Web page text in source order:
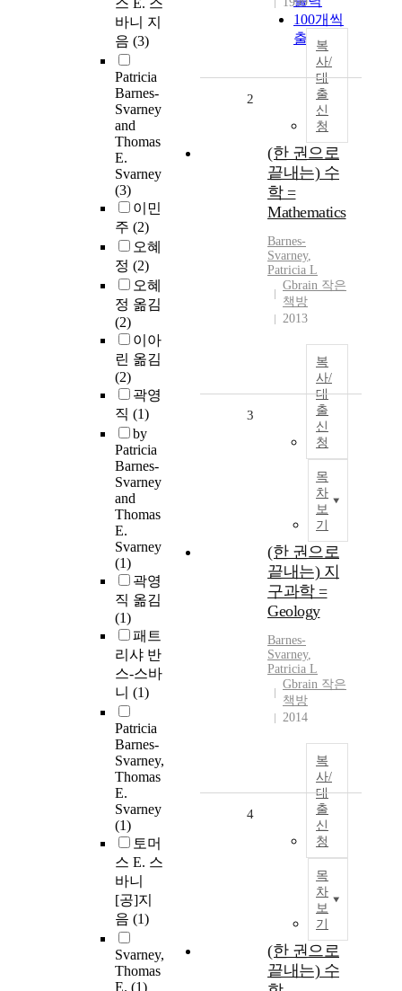
스 E. 스
바니 지
음 (3)
Patricia
Barnes-
Svarney
and
Thomas
E.
Svarney
(3)
이민
주 (2)
오혜
정 (2)
오혜
정 옮김
(2)
이아
린 옮김
(2)
곽영
직 (1)
by
Patricia
Barnes-
Svarney
and
Thomas
E.
Svarney
(1)
곽영
직 옮김
(1)
패트
리샤 반
스-스바
니 (1)
Patricia
Barnes-
Svarney,
Thomas
E.
Svarney
(1)
토머
스 E. 스
바니
[공]지
음 (1)
Svarney,
Thomas
E. (1)
100개씩
출력복
사/
대
출
신
청
2
(한 권으로
끝내는) 수
학 =
Mathematics
Barnes-
Svarney,
Patricia L
Gbrain 작은
책방
2013
복
사/
대
출
신
청
목
차
보
기
3
(한 권으로
끝내는) 지
구과학 =
Geology
Barnes-
Svarney,
Patricia L
Gbrain 작은
책방
2014
복
사/
대
출
신
청
목
차
보
기
4
(한 권으로
끝내는) 수